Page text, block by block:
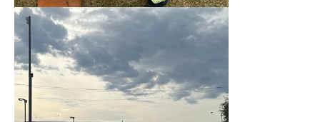
Secretaría de Planificación e Inversiones
Noticias secretarías
Gremiales
Planillas de sueldos